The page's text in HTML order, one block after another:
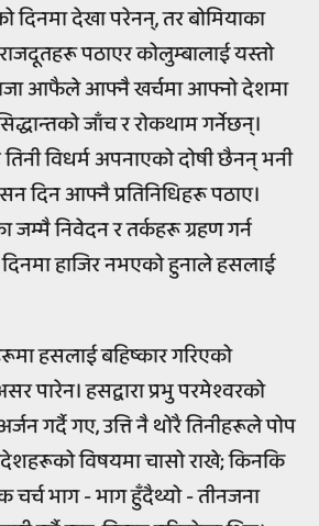
देखा परेनन्, तर बोमियाका
पठाएर कोलुम्बालाई यस्तो
आफैले आफ्नै खर्चमा आफ्नो देशमा
जाँच र रोकथाम गर्नेछन्।
विधर्म अपनाएको दोषी छैनन् भनी
दिन आफ्नै प्रतिनिधिहरू पठाए।
जम्मै निवेदन र तर्कहरू ग्रहण गर्न
हाजिर नभएको हुनाले हसलाई
हसलाई बहिष्कार गरिएको
पारेन। हसद्वारा प्रभु परमेश्वरको
गर्दै गए, उत्ति नै थोरै तिनीहरूले पोप
विषयमा चासो राखे; किनकि
भाग - भाग हुँदैथ्यो - तीनजना